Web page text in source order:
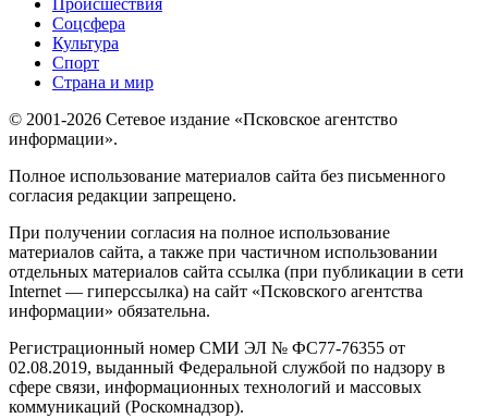
Происшествия
Соцсфера
Культура
Спорт
Страна и мир
© 2001-2026 Сетевое издание «Псковское агентство
информации».
Полное использование материалов сайта без письменного
согласия редакции запрещено.
При получении согласия на полное использование
материалов сайта, а также при частичном использовании
отдельных материалов сайта ссылка (при публикации в сети
Internet — гиперссылка) на сайт «Псковского агентства
информации» обязательна.
Регистрационный номер СМИ ЭЛ № ФС77-76355 от
02.08.2019, выданный Федеральной службой по надзору в
сфере связи, информационных технологий и массовых
коммуникаций (Роскомнадзор).